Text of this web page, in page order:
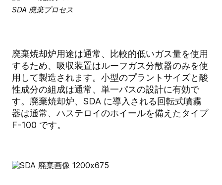
SDA 廃棄プロセス
廃棄焼却炉用途は通常、比較的低いガス量を使用
するため、吸収装置はルーフガス分散器のみを使
用して製造されます。小型のプラントサイズと酸
性成分の組成は通常、単一パスの設計に有効で
す。廃棄焼却炉、SDA に導入される回転式噴霧
器は通常、ハステロイのホイールを備えたタイプ
F-100 です。